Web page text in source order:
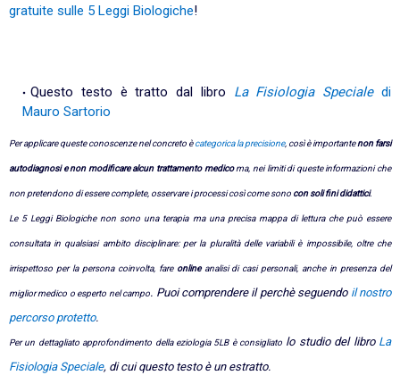
gratuite sulle 5 Leggi Biologiche!
Questo testo è tratto dal libro La Fisiologia Specialedi
Mauro Sartorio
Per applicare queste conoscenze nel concreto ècategorica la precisione, così è importantenon farsi
autodiagnosi e non modificare alcun trattamento medicoma, nei limiti di queste informazioni che
non pretendono di essere complete, osservare i processi così come sono con soli fini didattici.
Le 5 Leggi Biologiche non sono una terapia ma una precisa mappa di lettura che può essere
consultata in qualsiasi ambito disciplinare: per la pluralità delle variabili è impossibile, oltre che
irrispettoso per la persona coinvolta, fare onlineanalisi di casi personali, anche in presenza del
miglior medico o esperto nel campo. Puoi comprendere il perchè seguendo il nostro
percorso protetto.
Per un dettagliato approfondimento della eziologia 5LB è consigliato lo studio del libro La
Fisiologia Speciale, di cui questo testo è un estratto.